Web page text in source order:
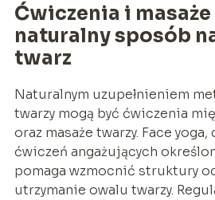
Ćwiczenia i
naturalny sposób
twarz
Naturalnym uzupełnieniem
twarzy mogą być ćwiczenia
oraz masaże twarzy. Face
ćwiczeń angażujących
pomaga wzmocnić struktury
utrzymanie owalu twarzy.